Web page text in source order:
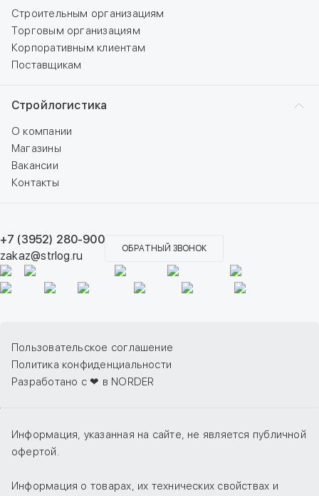
Строительным организациям
Торговым организациям
Корпоративным клиентам
Поставщикам
Стройлогистика
О компании
Магазины
Вакансии
Контакты
+7 (3952) 280-900
zakaz@strlog.ru
ОБРАТНЫЙ ЗВОНОК
Пользовательское соглашение
Политика конфиденциальности
Разработано с ❤ в NORDER
Информация, указанная на сайте, не является публичной
офертой.
Информация о товарах, их технических свойствах и